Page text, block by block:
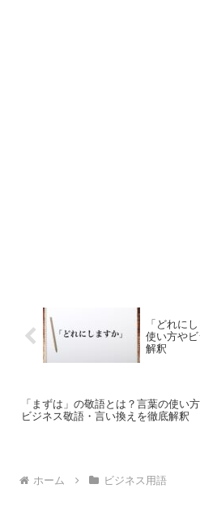
「どれに
使い方や
解釈
「まずは」の敬語とは？言葉の使い
ビジネス敬語・言い換えを徹底解釈
ホーム ビジネス用語